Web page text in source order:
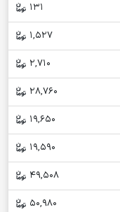
131
1,527
2,710
28,760
19,650
19,590
49,508
50,980